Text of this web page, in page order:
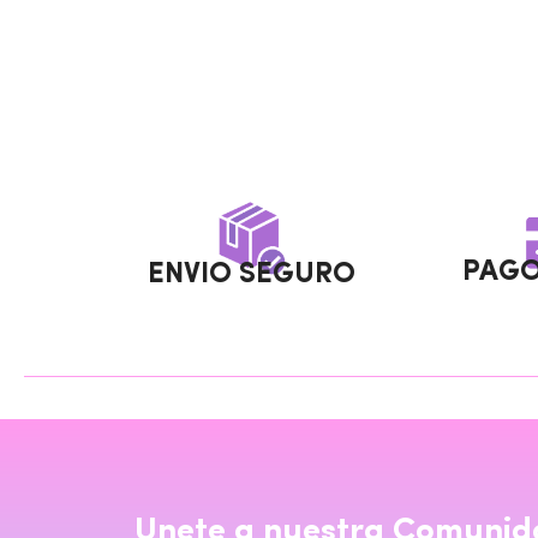
ENVIO SEGURO